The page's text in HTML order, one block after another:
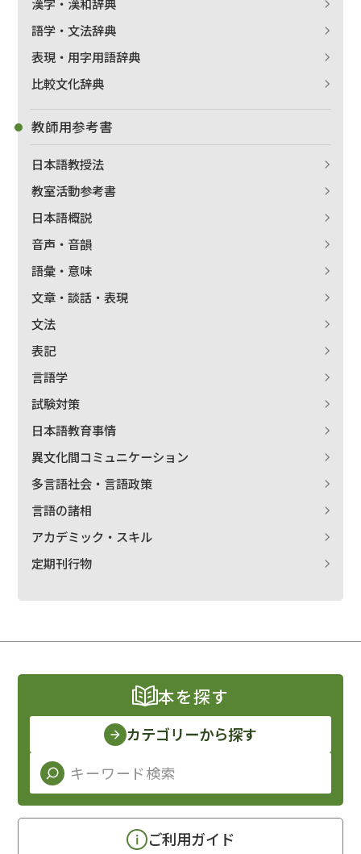
語学・文法辞典
表現・用字用語辞典
比較文化辞典
教師用参考書
日本語教授法
教室活動参考書
日本語概説
音声・音韻
語彙・意味
文章・談話・表現
文法
表記
言語学
試験対策
日本語教育事情
異文化間コミュニケーション
多言語社会・言語政策
言語の諸相
アカデミック・スキル
定期刊行物
本を探す
カテゴリーから探す
ご利用ガイド